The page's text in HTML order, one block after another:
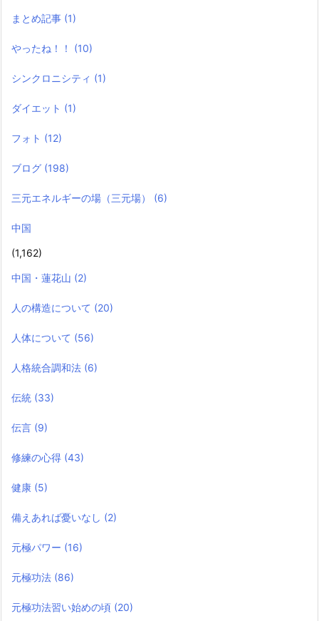
まとめ記事 (1)
やったね！！ (10)
シンクロニシティ (1)
ダイエット (1)
フォト (12)
ブログ (198)
三元エネルギーの場（三元場） (6)
中国
(1,162)
中国・蓮花山 (2)
人の構造について (20)
人体について (56)
人格統合調和法 (6)
伝統 (33)
伝言 (9)
修練の心得 (43)
健康 (5)
備えあれば憂いなし (2)
元極パワー (16)
元極功法 (86)
元極功法習い始めの頃 (20)